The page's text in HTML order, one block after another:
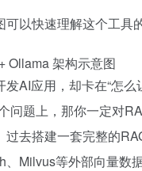
可以快速理解这个工具
发AI应用，却卡在“怎么
问题上，那你一定对
过去搭建一套完整的
、Milvus等外部向量数